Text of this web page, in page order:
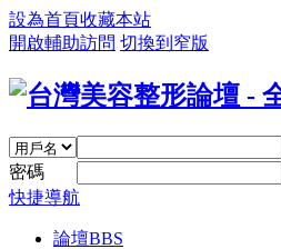
設為首頁收藏本站
開啟輔助訪問 切換到窄版
密碼
快捷導航
論壇BBS